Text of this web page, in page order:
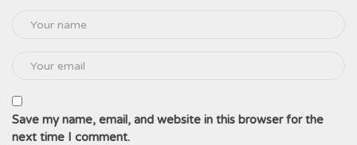
Save my name, email, and website in this browser for the
next time I comment.